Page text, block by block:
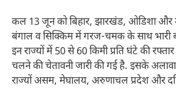
कल 13 जून को बिहार, झारखंड, ओडिशा और
बंगाल व सिक्किम में गरज-चमक के साथ भारी
इन राज्यों में 50 से 60 किमी प्रति घंटे की
चलने की चेतावनी जारी की गई है. इसके अलावा,
राज्यों असम, मेघालय, अरुणाचल प्रदेश और